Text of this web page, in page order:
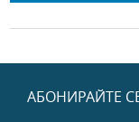
АБОНИРАЙТЕ